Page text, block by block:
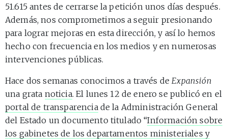
51.615 antes de cerrarse la petición unos días después.
Además, nos comprometimos a seguir presionando
para lograr mejoras en esta dirección, y así lo hemos
hecho con frecuencia en los medios y en numerosas
intervenciones públicas.
Hace dos semanas conocimos a través de Expansión
una grata noticia. El lunes 12 de enero se publicó en el
portal de transparenciade la Administración General
del Estado un documento titulado “Información sobre
los gabinetes de los departamentos ministeriales y